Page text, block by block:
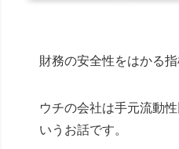
財務の安全性をはかる
ウチの会社は手元流動
いうお話です。